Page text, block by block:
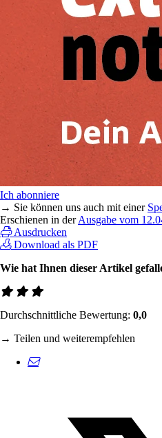
Ich abonniere
→ Sie können uns auch mit einer
Erschienen in derAusgabe vom
Ausdrucken
Download als PDF
Wie hat Ihnen dieser Artikel
Durchschnittliche Bewertung: 0,0
→ Teilen und weiterempfehlen